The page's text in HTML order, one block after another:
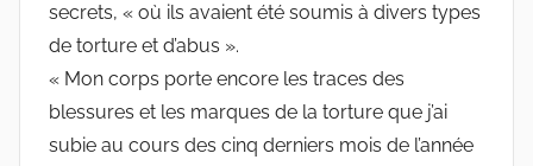
secrets, « où ils avaient été soumis à divers types
de torture et d’abus ».
« Mon corps porte encore les traces des
blessures et les marques de la torture que j’ai
subie au cours des cinq derniers mois de l’année